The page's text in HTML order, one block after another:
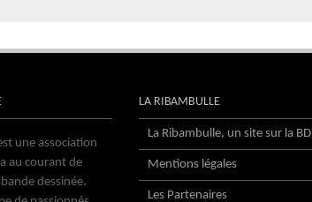
une association
au courant de
dessinée.
LA RIBAMBULLE
La Ribambulle, un site sur la BD
Mentions légales
Les Partenaires